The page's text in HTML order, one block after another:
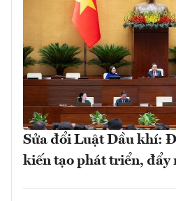
Sửa đổi Luật Dầu khí:
kiến tạo phát triển, đẩy